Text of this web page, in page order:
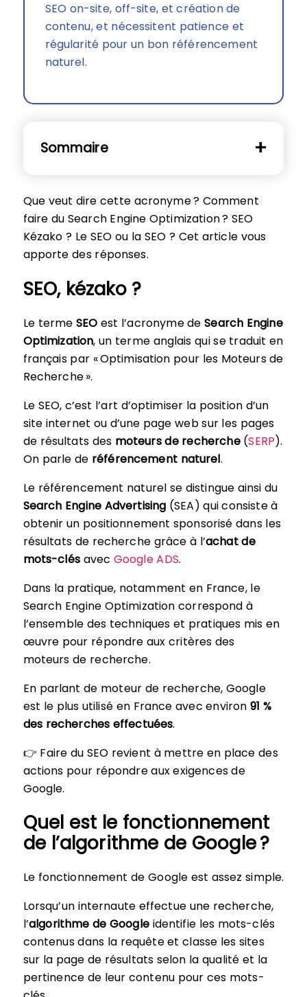
SEO on-site, off-site, et création de
contenu, et nécessitent patience et
régularité pour un bon référencement
naturel.
Sommaire
Que veut dire cette acronyme ? Comment
faire du Search Engine Optimization ? SEO
Kézako ? Le SEO ou la SEO ? Cet article vous
apporte des réponses.
SEO, kézako ?
Le terme SEO est l’acronyme deSearch Engine
Optimization, un terme anglais qui se traduit en
français par « Optimisation pour les Moteurs de
Recherche ».
Le SEO, c’est l’art d’optimiser la position d’un
site internet ou d’une page web sur les pages
de résultats des moteurs de recherche(SERP).
On parle de référencement naturel.
Le référencement naturel se distingue ainsi du
Search Engine Advertising (SEA) qui consiste à
obtenir un positionnement sponsorisé dans les
résultats de recherche grâce à l’achat de
mots-clésavec Google ADS.
Dans la pratique, notamment en France, le
Search Engine Optimization correspond à
l’ensemble des techniques et pratiques mis en
œuvre pour répondre aux critères des
moteurs de recherche.
En parlant de moteur de recherche, Google
est le plus utilisé en France avec environ91 %
des recherches effectuées.
👉 Faire du SEO revient à mettre en place des
actions pour répondre aux exigences de
Google.
Quel est le fonctionnement
de l’algorithme de Google ?
Le fonctionnement de Google est assez simple.
Lorsqu’un internaute effectue une recherche,
l’algorithme de Googleidentifie les mots-clés
contenus dans la requête et classe les sites
sur la page de résultats selon la qualité et la
pertinence de leur contenu pour ces mots-